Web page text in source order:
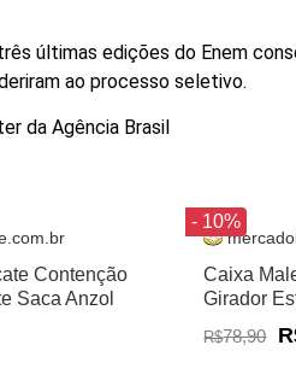
últimas edições do Enem
ao processo seletivo.
da Agência Brasil
Contenção
Saca Anzol
- 10%
Caixa
Girador
R$78,90